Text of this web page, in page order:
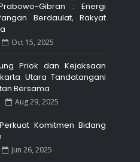
Gibran : Energi
Berdaulat, Rakyat
Oct 15, 2025
Priok dan Kejaksaan
Utara Tandatangani
Bersama
Aug 29, 2025
Komitmen Bidang
Jun 26, 2025